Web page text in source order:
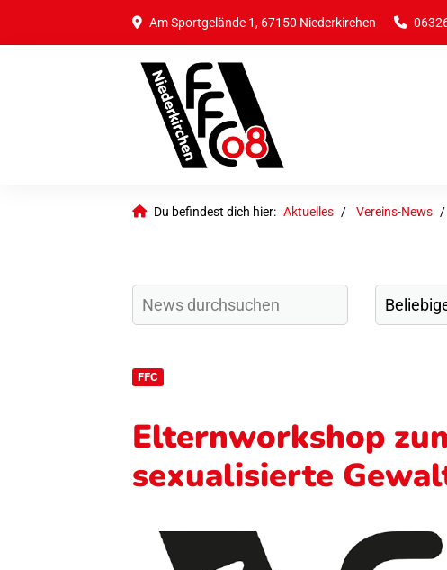
Am Sportgelände 1, 67150 Niederkirchen
Du befindest dich hier: Aktuelles Vereins-News
FFC
Elternworkshop
sexualisierte